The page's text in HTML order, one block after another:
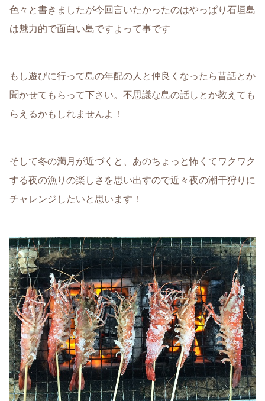
色々と書きましたが今回言いたかったのはやっぱり石垣島
は魅力的で面白い島ですよって事です
もし遊びに行って島の年配の人と仲良くなったら昔話とか
聞かせてもらって下さい。不思議な島の話しとか教えても
らえるかもしれませんよ！
そして冬の満月が近づくと、あのちょっと怖くてワクワク
する夜の漁りの楽しさを思い出すので近々夜の潮干狩りに
チャレンジしたいと思います！